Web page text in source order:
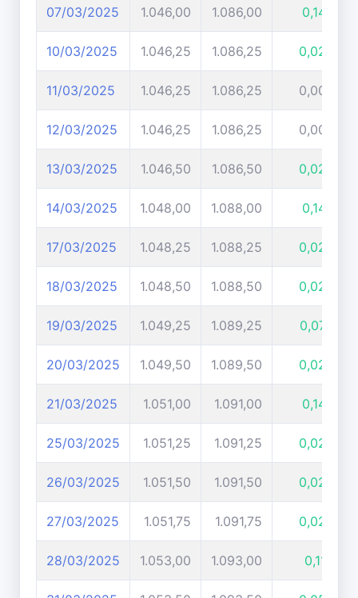
07/03/2025 1.046,00 1.086,00 0,14%
10/03/2025 1.046,25 1.086,25 0,02%
11/03/2025 1.046,25 1.086,25 0,00%
12/03/2025 1.046,25 1.086,25 0,00%
13/03/2025 1.046,50 1.086,50 0,02%
14/03/2025 1.048,00 1.088,00 0,14%
17/03/2025 1.048,25 1.088,25 0,02%
18/03/2025 1.048,50 1.088,50 0,02%
19/03/2025 1.049,25 1.089,25 0,07%
20/03/2025 1.049,50 1.089,50 0,02%
21/03/2025 1.051,00 1.091,00 0,14%
25/03/2025 1.051,25 1.091,25 0,02%
26/03/2025 1.051,50 1.091,50 0,02%
27/03/2025 1.051,75 1.091,75 0,02%
28/03/2025 1.053,00 1.093,00 0,11%